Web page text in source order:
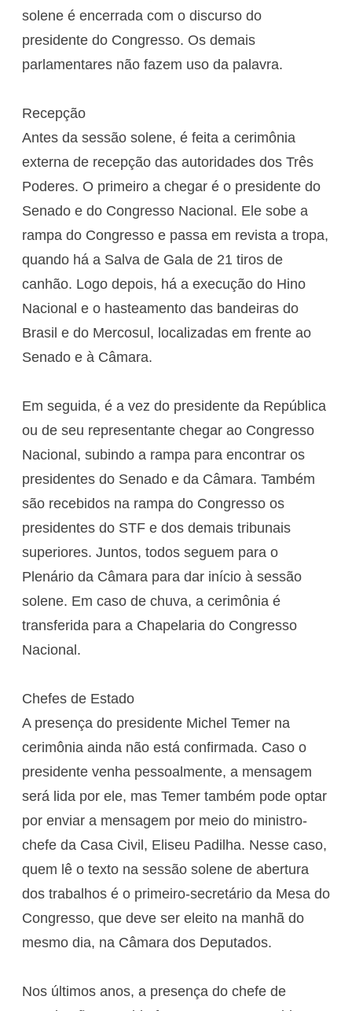
solene é encerrada com o discurso do
presidente do Congresso. Os demais
parlamentares não fazem uso da palavra.
Recepção
Antes da sessão solene, é feita a cerimônia
externa de recepção das autoridades dos Três
Poderes. O primeiro a chegar é o presidente do
Senado e do Congresso Nacional. Ele sobe a
rampa do Congresso e passa em revista a tropa,
quando há a Salva de Gala de 21 tiros de
canhão. Logo depois, há a execução do Hino
Nacional e o hasteamento das bandeiras do
Brasil e do Mercosul, localizadas em frente ao
Senado e à Câmara.
Em seguida, é a vez do presidente da República
ou de seu representante chegar ao Congresso
Nacional, subindo a rampa para encontrar os
presidentes do Senado e da Câmara. Também
são recebidos na rampa do Congresso os
presidentes do STF e dos demais tribunais
superiores. Juntos, todos seguem para o
Plenário da Câmara para dar início à sessão
solene. Em caso de chuva, a cerimônia é
transferida para a Chapelaria do Congresso
Nacional.
Chefes de Estado
A presença do presidente Michel Temer na
cerimônia ainda não está confirmada. Caso o
presidente venha pessoalmente, a mensagem
será lida por ele, mas Temer também pode optar
por enviar a mensagem por meio do ministro-
chefe da Casa Civil, Eliseu Padilha. Nesse caso,
quem lê o texto na sessão solene de abertura
dos trabalhos é o primeiro-secretário da Mesa do
Congresso, que deve ser eleito na manhã do
mesmo dia, na Câmara dos Deputados.
Nos últimos anos, a presença do chefe de